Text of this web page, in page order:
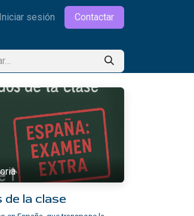
Iniciar sesión Contactar
de la clase